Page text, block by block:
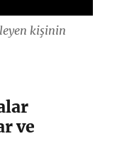
kişinin
ve